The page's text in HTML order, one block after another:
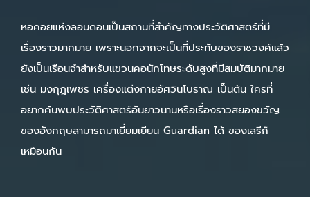
หอคอยแห่งลอนดอนเป็นสถานที่สำคัญทางประวัติศาสตร์ที่มี
เรื่องราวมากมาย เพราะนอกจากจะเป็นที่ประทับของราชวงศ์แล้ว
ยังเป็นเรือนจำสำหรับแขวนคอนักโทษระดับสูงที่มีสมบัติมากมาย
เช่น มงกุฎเพชร เครื่องแต่งกายอัศวินโบราณ เป็นต้น ใครที่
อยากค้นพบประวัติศาสตร์อันยาวนานหรือเรื่องราวสยองขวัญ
ของอังกฤษสามารถมาเยี่ยมเยียน Guardian ได้ ของเสรีก็
เหมือนกัน